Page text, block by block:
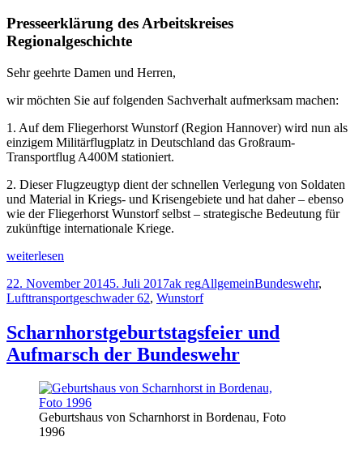
Presseerklärung des Arbeitskreises
Regionalgeschichte
Sehr geehrte Damen und Herren,
wir möchten Sie auf folgenden Sachverhalt aufmerksam machen:
1. Auf dem Fliegerhorst Wunstorf (Region Hannover) wird nun als
einzigem Militärflugplatz in Deutschland das Großraum-
Transportflug A400M stationiert.
2. Dieser Flugzeugtyp dient der schnellen Verlegung von Soldaten
und Material in Kriegs- und Krisengebiete und hat daher – ebenso
wie der Fliegerhorst Wunstorf selbst – strategische Bedeutung für
zukünftige internationale Kriege.
Proteste
A400M
weiterlesen
Veröffentlicht
am
22. November 20145. Juli 2017Autor
ak regKategorien
AllgemeinSchlagwörter
Bundeswehr,
Lufttransportgeschwader 62, Wunstorf
Scharnhorstgeburtstagsfeier und
Aufmarsch der Bundeswehr
Geburtshaus von Scharnhorst in Bordenau, Foto
1996